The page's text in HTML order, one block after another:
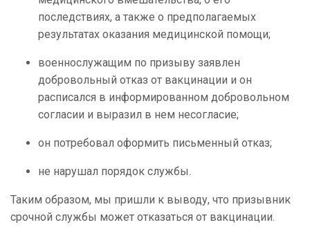
последствиях, а также о предполагаемых
результатах оказания медицинской помощи;
военнослужащим по призыву заявлен
добровольный отказ от вакцинации и он
расписался в информированном добровольном
согласии и выразил в нем несогласие;
он потребовал оформить письменный отказ;
не нарушал порядок службы.
Таким образом, мы пришли к выводу, что призывник
срочной службы может отказаться от вакцинации.